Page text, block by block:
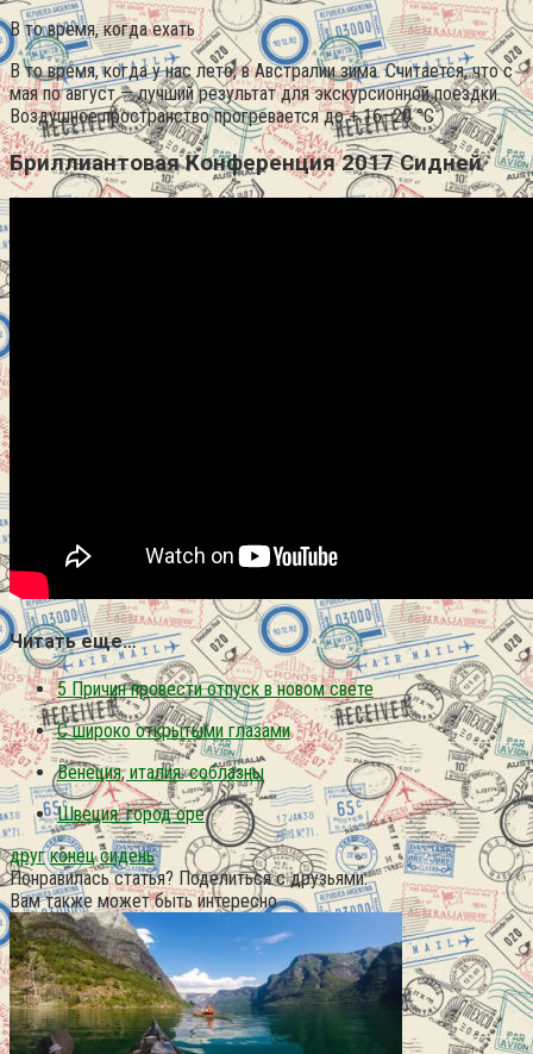
В то время, когда ехать
В то время, когда у нас лето, в Австралии зима. Считается, что с
мая по август — лучший результат для экскурсионной поездки.
Воздушное пространство прогревается до + 16–20 °С
Бриллиантовая Конференция 2017 Сидней
Читать еще…
5 Причин провести отпуск в новом свете
С широко открытыми глазами
Венеция, италия: соблазны
Швеция: город оре
друг конец сидень
Понравилась статья? Поделиться с друзьями:
Вам также может быть интересно